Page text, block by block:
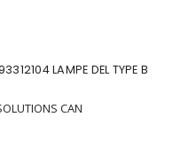
LAMPE DEL TYPE B
CAN